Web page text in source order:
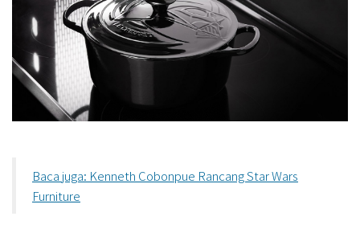
Baca juga: Kenneth Cobonpue Rancang Star Wars
Furniture